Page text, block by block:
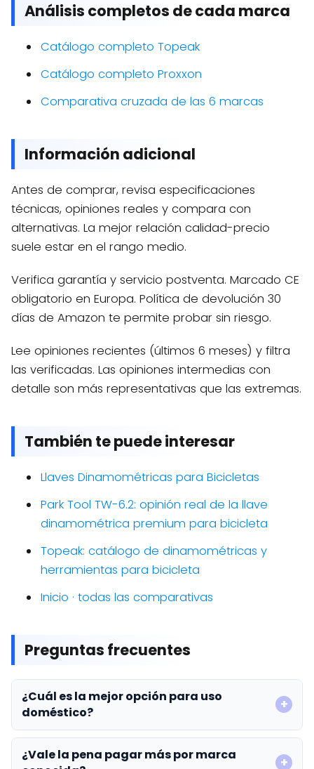
Análisis completos de cada marca
Catálogo completo Topeak
Catálogo completo Proxxon
Comparativa cruzada de las 6 marcas
Información adicional
Antes de comprar, revisa especificaciones
técnicas, opiniones reales y compara con
alternativas. La mejor relación calidad-precio
suele estar en el rango medio.
Verifica garantía y servicio postventa. Marcado CE
obligatorio en Europa. Política de devolución 30
días de Amazon te permite probar sin riesgo.
Lee opiniones recientes (últimos 6 meses) y filtra
las verificadas. Las opiniones intermedias con
detalle son más representativas que las extremas.
También te puede interesar
Llaves Dinamométricas para Bicicletas
Park Tool TW-6.2: opinión real de la llave
dinamométrica premium para bicicleta
Topeak: catálogo de dinamométricas y
herramientas para bicicleta
Inicio · todas las comparativas
Preguntas frecuentes
¿Cuál es la mejor opción para uso
doméstico?
¿Vale la pena pagar más por marca